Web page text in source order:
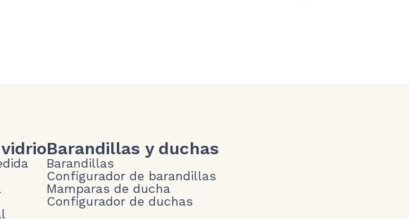
Barandillas y duchas
Barandillas
Configurador de barandillas
Mamparas de ducha
Configurador de duchas